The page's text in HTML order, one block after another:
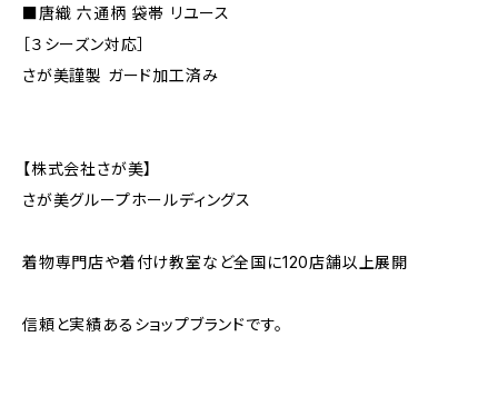
■唐織 六通柄 袋帯 リユース
［３シーズン対応］
さが美謹製 ガード加工済み
【株式会社さが美】
さが美グループホールディングス
着物専門店や着付け教室など全国に120店舗以上展開
信頼と実績あるショップブランドです。